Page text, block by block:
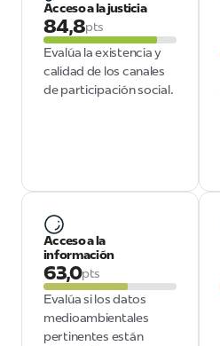
Acceso a la justicia
84,8pts
Evalúa la existencia y
calidad de los canales
de participación social.
Acceso a la
información
63,0pts
Evalúa si los datos
medioambientales
pertinentes están